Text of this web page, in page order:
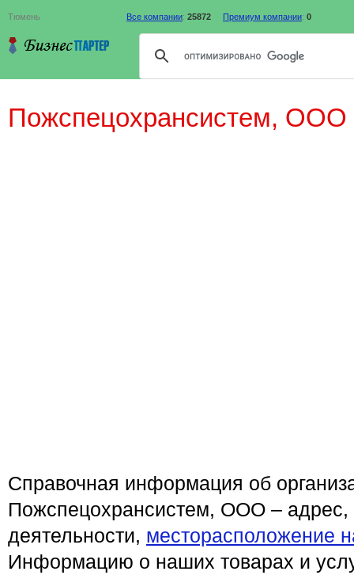
Тюмень Все компании: 25872 Премиум компании: 0
Пожспецохрансистем, ООО
Справочная информация об
Пожспецохрансистем, ООО –
деятельности, месторасположение
Информацию о наших товарах и